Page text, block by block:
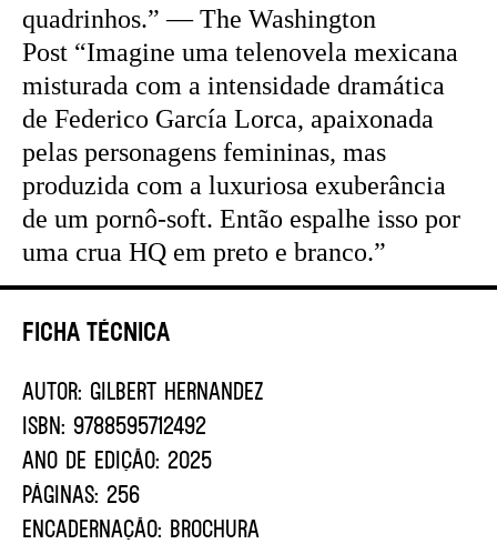
Ficha Técnica
AUTOR: GILBERT HERNANDEZ
ISBN: 9788595712492
ANO DE EDIÇÃO: 2025
PÁGINAS: 256
ENCADERNAÇÃO: BROCHURA
quadrinhos.” — The Washington
Post “Imagine uma telenovela mexicana
misturada com a intensidade dramática
de Federico García Lorca, apaixonada
pelas personagens femininas, mas
produzida com a luxuriosa exuberância
de um pornô-soft. Então espalhe isso por
uma crua HQ em preto e branco.”